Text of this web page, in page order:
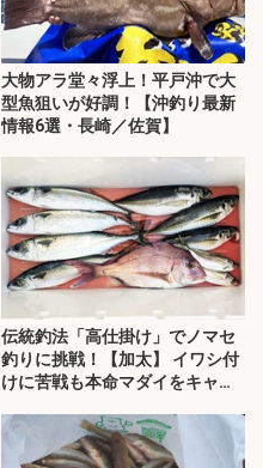
大物アラ堂々浮上！平戸沖で大
型魚狙いが好調！【沖釣り最新
情報6選・長崎／佐賀】
伝統釣法「高仕掛け」でノマセ
釣りに挑戦！【加太】 イワシ付
けに苦戦も本命マダイをキャッ